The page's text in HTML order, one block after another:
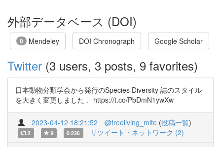
外部データベース (DOI)
0 Mendeley DOI Chronograph Google Scholar
Twitter (3 users, 3 posts, 9 favorites)
日本動物分類学会から発行のSpecies Diversity 誌のスタイル
を大きく変更しました． https://t.co/PbDmN1ywXw
2023-04-12 18:21:52 @freeliving_mite (投稿一覧)
2 9 0.236 リツイート・ネットワーク (2)